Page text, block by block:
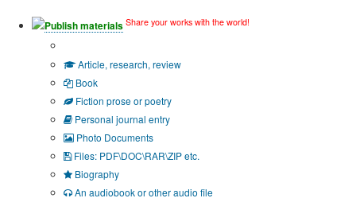
Publish materials Share your works with the world!
Article, research, review
Book
Fiction prose or poetry
Personal journal entry
Photo Documents
Files: PDF\DOC\RAR\ZIP etc.
Biography
An audiobook or other audio file